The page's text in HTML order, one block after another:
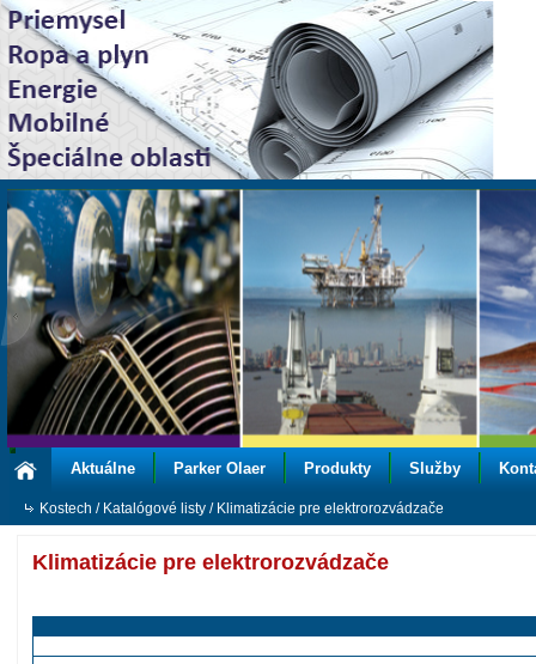
Aktuálne Parker Olaer Produkty Služby
Kostech / Katalógové listy / Klimatizácie pre elektrorozvádzače
Klimatizácie pre elektrorozvádzače